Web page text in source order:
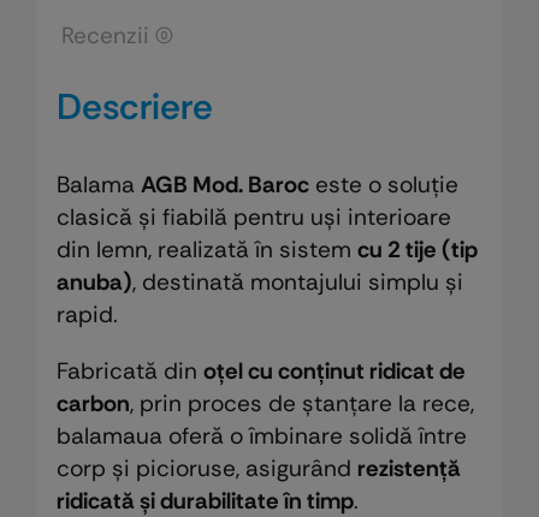
mm
Recenzii (0)
Descriere
Balama AGB Mod. Baroceste o soluție
clasică și fiabilă pentru uși interioare
din lemn, realizată în sistem cu 2 tije (tip
anuba), destinată montajului simplu și
rapid.
Fabricată din oțel cu conținut ridicat de
carbon, prin proces de ștanțare la rece,
balamaua oferă o îmbinare solidă între
corp și picioruse, asigurând rezistență
ridicată și durabilitate în timp.